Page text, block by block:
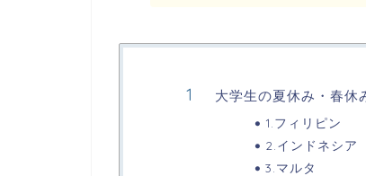
大学生の夏休み・春休
1.フィリピン
2.インドネシア
3.マルタ